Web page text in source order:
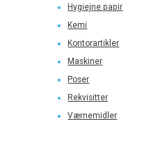
Hygiejne papir
Kemi
Kontorartikler
Maskiner
Poser
Rekvisitter
Værnemidler